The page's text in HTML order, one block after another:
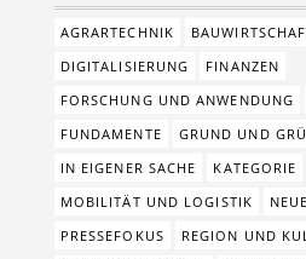
AGRARTECHNIK
DIGITALISIERUNG
FINANZEN
FORSCHUNG UND ANWENDUNG
FUNDAMENTE
GRUND UND
IN EIGENER SACHE
KATEGORIE
MOBILITÄT UND LOGISTIK
PRESSEFOKUS
REGION UND